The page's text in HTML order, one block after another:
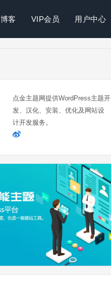
博客 VIP会员 用户中心
点金主题网提供WordPress主题开
发、汉化、安装、优化及网站设
计开发服务。